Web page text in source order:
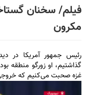
فیلم/ سخنان
مکرون
رئیس جمهور آمریکا در
گذاشتیم، او زورگو منطقه
غزه صحبت می‌کنیم که